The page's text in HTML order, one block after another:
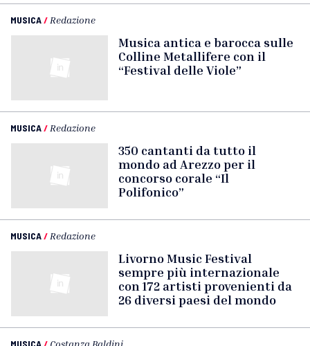
MUSICA/ Redazione
Musica antica e barocca sulle
Colline Metallifere con il
“Festival delle Viole”
MUSICA/ Redazione
350 cantanti da tutto il
mondo ad Arezzo per il
concorso corale “Il
Polifonico”
MUSICA/ Redazione
Livorno Music Festival
sempre più internazionale
con 172 artisti provenienti da
26 diversi paesi del mondo
MUSICA/ Costanza Baldini